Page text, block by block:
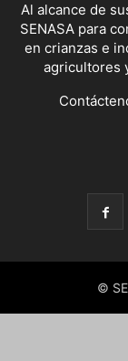
Al alcance de
SENASA para
en crianzas e
agricultores
©